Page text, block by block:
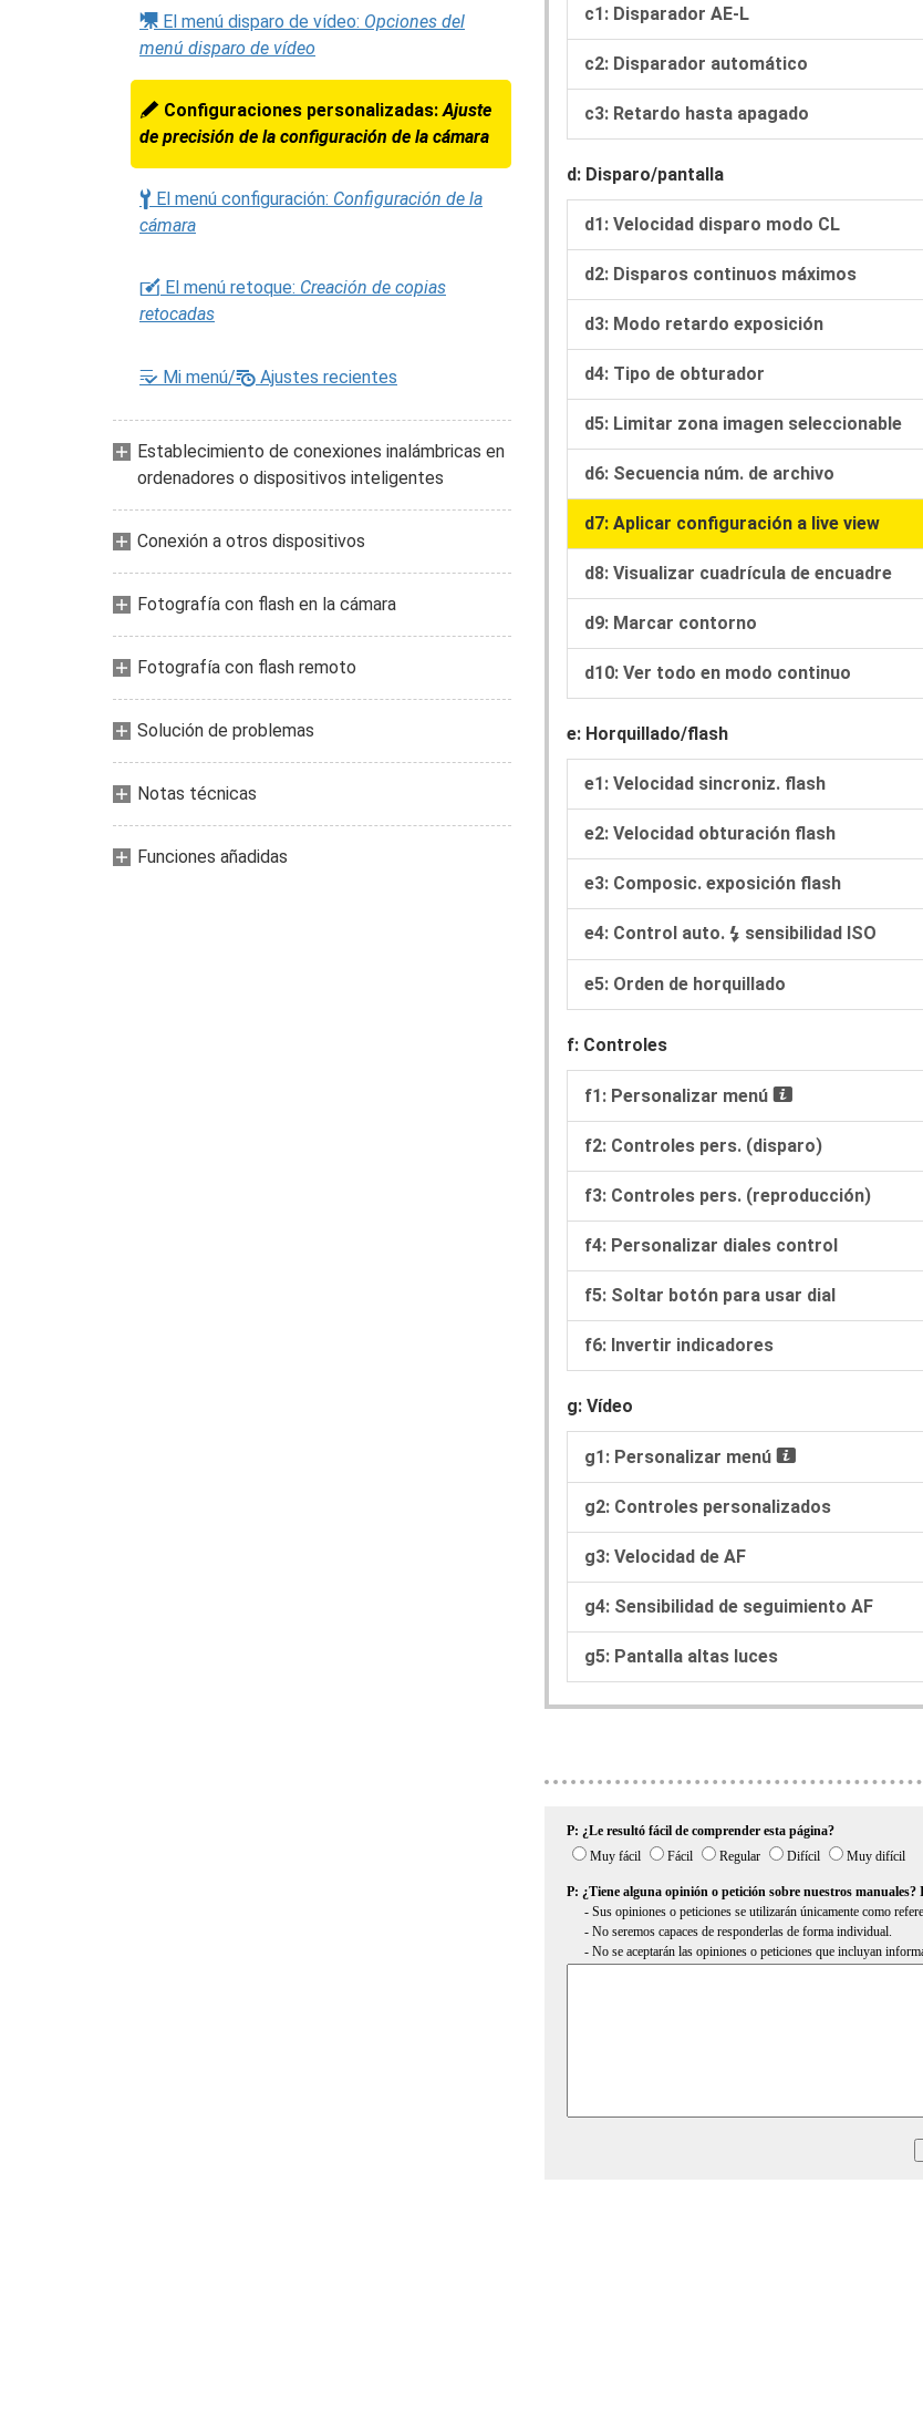
1 El menú disparo de vídeo: Opciones del
menú disparo de vídeo
A Configuraciones personalizadas:Ajuste
de precisión de la configuración de la cámara
B El menú configuración: Configuración de la
cámara
N El menú retoque: Creación de copias
retocadas
O Mi menú/m Ajustes recientes
Establecimiento de conexiones inalámbricas en
ordenadores o dispositivos inteligentes
Conexión a otros dispositivos
Fotografía con flash en la cámara
Fotografía con flash remoto
Solución de problemas
Notas técnicas
Funciones añadidas
c1: Disparador AE-L
c2: Disparador automático
c3: Retardo hasta apagado
d: Disparo/pantalla
d1: Velocidad disparo modo CL
d2: Disparos continuos máximos
d3: Modo retardo exposición
d4: Tipo de obturador
d5: Limitar zona imagen seleccionable
d6: Secuencia núm. de archivo
d7: Aplicar configuración a live view
d8: Visualizar cuadrícula de encuadre
d9: Marcar contorno
d10: Ver todo en modo continuo
e: Horquillado/flash
e1: Velocidad sincroniz. flash
e2: Velocidad obturación flash
e3: Composic. exposición flash
e4: Control auto. c sensibilidad ISO
e5: Orden de horquillado
f: Controles
f1: Personalizar menú i
f2: Controles pers. (disparo)
f3: Controles pers. (reproducción)
f4: Personalizar diales control
f5: Soltar botón para usar dial
f6: Invertir indicadores
g: Vídeo
g1: Personalizar menú i
g2: Controles personalizados
g3: Velocidad de AF
g4: Sensibilidad de seguimiento AF
g5: Pantalla altas luces